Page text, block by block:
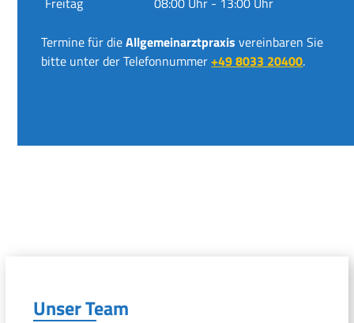
Termine für dieAllgemeinarztpraxis vereinbaren Sie
bitte unter der Telefonnummer+49 8033 20400.
Unser Team